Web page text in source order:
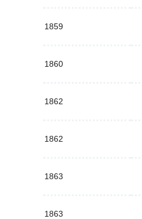
1859
1860
1862
1862
1863
1863